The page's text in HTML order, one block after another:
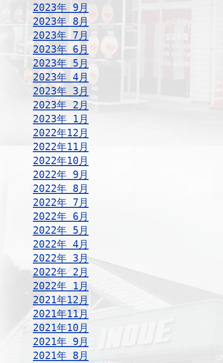
2023年 9月
2023年 8月
2023年 7月
2023年 6月
2023年 5月
2023年 4月
2023年 3月
2023年 2月
2023年 1月
2022年12月
2022年11月
2022年10月
2022年 9月
2022年 8月
2022年 7月
2022年 6月
2022年 5月
2022年 4月
2022年 3月
2022年 2月
2022年 1月
2021年12月
2021年11月
2021年10月
2021年 9月
2021年 8月